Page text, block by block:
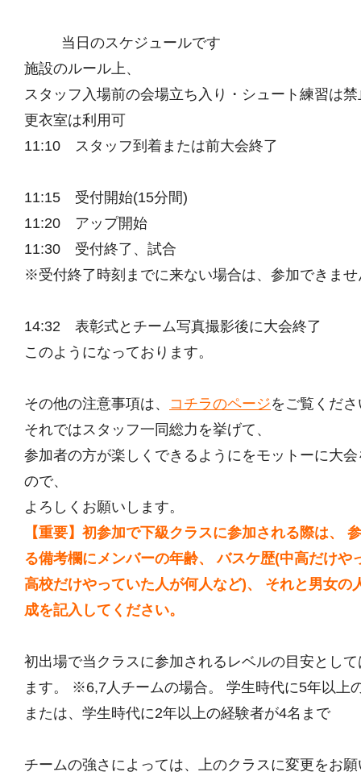
当日のスケジュールです
施設のルール上、
スタッフ入場前の会場立ち入り・シュート練習は
更衣室は利用可
11:10 スタッフ到着または前大会終了
11:15 受付開始(15分間)
11:20 アップ開始
11:30 受付終了、試合
※受付終了時刻までに来ない場合は、参加できませ
14:32 表彰式とチーム写真撮影後に大会終了
このようになっております。
その他の注意事項は、 コチラのページをご覧くだ
それではスタッフ一同総力を挙げて、
参加者の方が楽しくできるようにをモットーに大
ので、
よろしくお願いします。
【重要】初参加で下級クラスに参加される際は、
る備考欄にメンバーの年齢、 バスケ歴(中高だけや
高校だけやっていた人が何人など)、 それと男女の
成を記入してください。
初出場で当クラスに参加されるレベルの目安とし
ます。 ※6,7人チームの場合。 学生時代に5年以上
または、学生時代に2年以上の経験者が4名まで
チームの強さによっては、上のクラスに変更をお